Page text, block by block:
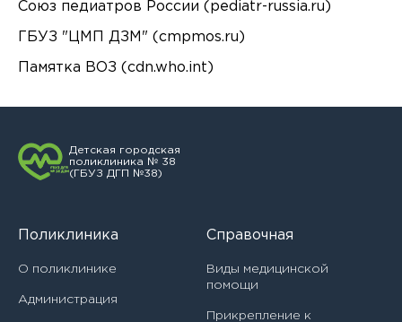
Союз педиатров России (pediatr-russia.ru)
ГБУЗ "ЦМП ДЗМ" (cmpmos.ru)
Памятка ВОЗ (cdn.who.int)
Детская городская
поликлиника № 38
(ГБУЗ ДГП №38)
Поликлиника
О поликлинике
Администрация
Справочная
Виды медицинской
помощи
Прикрепление к